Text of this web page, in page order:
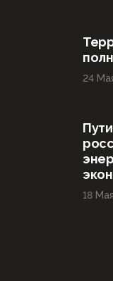
24
18